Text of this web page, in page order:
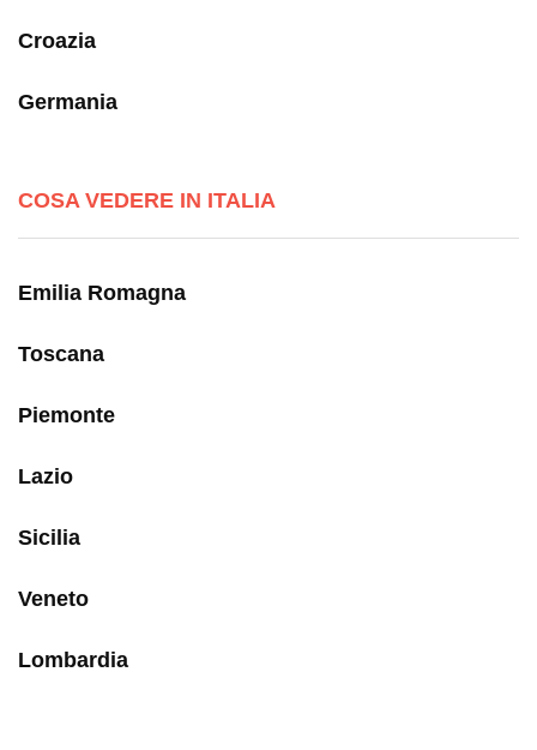
Croazia
Germania
COSA VEDERE IN ITALIA
Emilia Romagna
Toscana
Piemonte
Lazio
Sicilia
Veneto
Lombardia